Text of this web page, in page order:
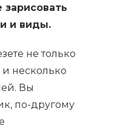
КРАСИВЫЕ
ИНТЕРЕСНЫЕ
ВЫБРАТЬ,
ЧТО
КУДА
и виды.
не только
несколько
Вы
по-другому